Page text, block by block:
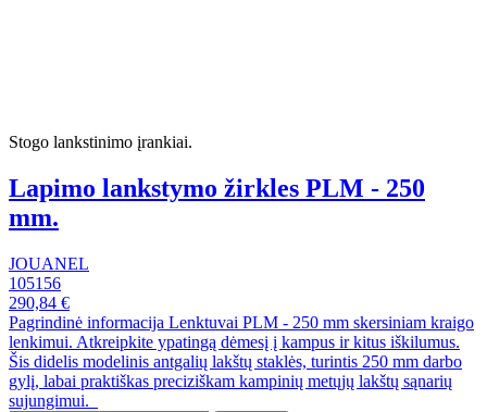
Stogo lankstinimo įrankiai.
Lapimo lankstymo žirkles PLM - 250
mm.
JOUANEL
105156
290,84 €
Pagrindinė informacija Lenktuvai PLM - 250 mm skersiniam kraigo
lenkimui. Atkreipkite ypatingą dėmesį į kampus ir kitus iškilumus.
Šis didelis modelinis antgalių lakštų staklės, turintis 250 mm darbo
gylį, labai praktiškas preciziškam kampinių metųjų lakštų sąnarių
sujungimui.